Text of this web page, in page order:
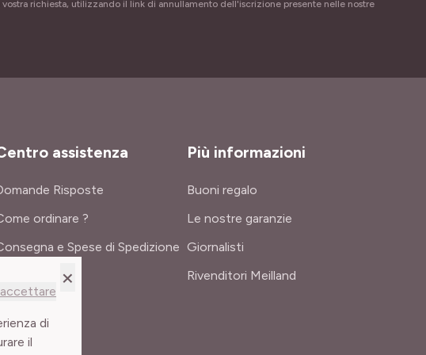
×
di
il
richiesta, utilizzando il link di annullamento dell'iscrizione presente nelle nostre
assistenza
Risposte
ordinare ?
e Spese di Spedizione
Più informazioni
Buoni regalo
Le nostre garanzie
Giornalisti
Rivenditori Meilland